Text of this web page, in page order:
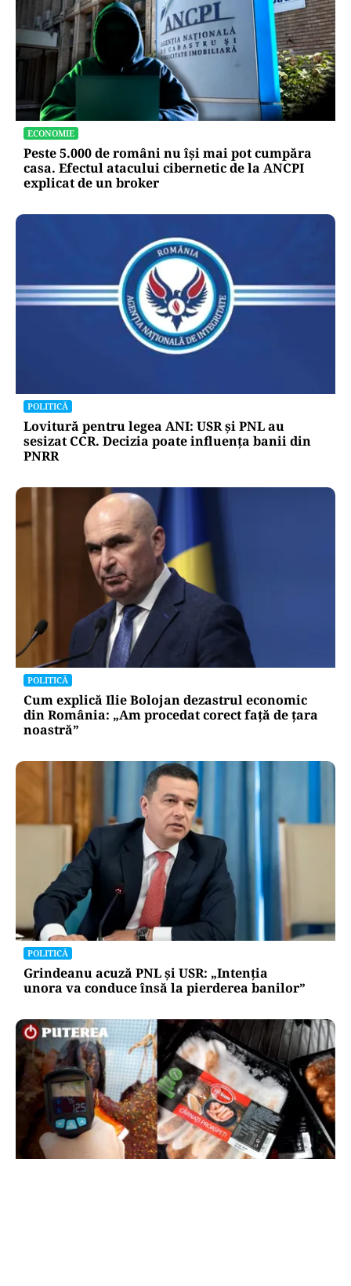
ECONOMIE
Peste 5.000 de români nu își mai pot cumpăra
casa. Efectul atacului cibernetic de la ANCPI
explicat de un broker
POLITICĂ
Lovitură pentru legea ANI: USR și PNL au
sesizat CCR. Decizia poate influența banii din
PNRR
POLITICĂ
Cum explică Ilie Bolojan dezastrul economic
din România: „Am procedat corect față de țara
noastră”
POLITICĂ
Grindeanu acuză PNL și USR: „Intenția
unora va conduce însă la pierderea banilor”